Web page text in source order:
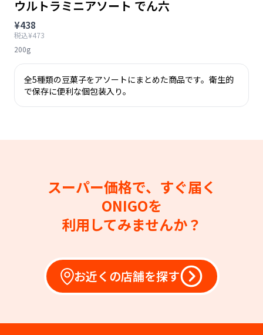
ウルトラミニアソート でん六
¥438
税込¥473
200g
全5種類の豆菓子をアソートにまとめた商品です。衛生的
で保存に便利な個包装入り。
スーパー価格で、すぐ届く
ONIGOを
利用してみませんか？
お近くの店舗を探す